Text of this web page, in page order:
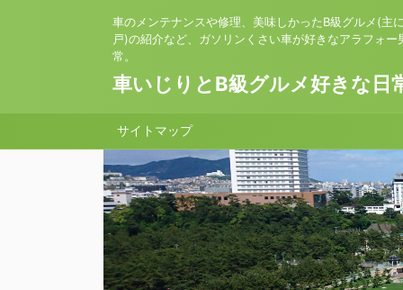
車のメンテナンスや修理、美味しかったB級グルメ(主
戸)の紹介など、ガソリンくさい車が好きなアラフォー
常。
車いじりとB級グルメ好きな日
サイトマップ